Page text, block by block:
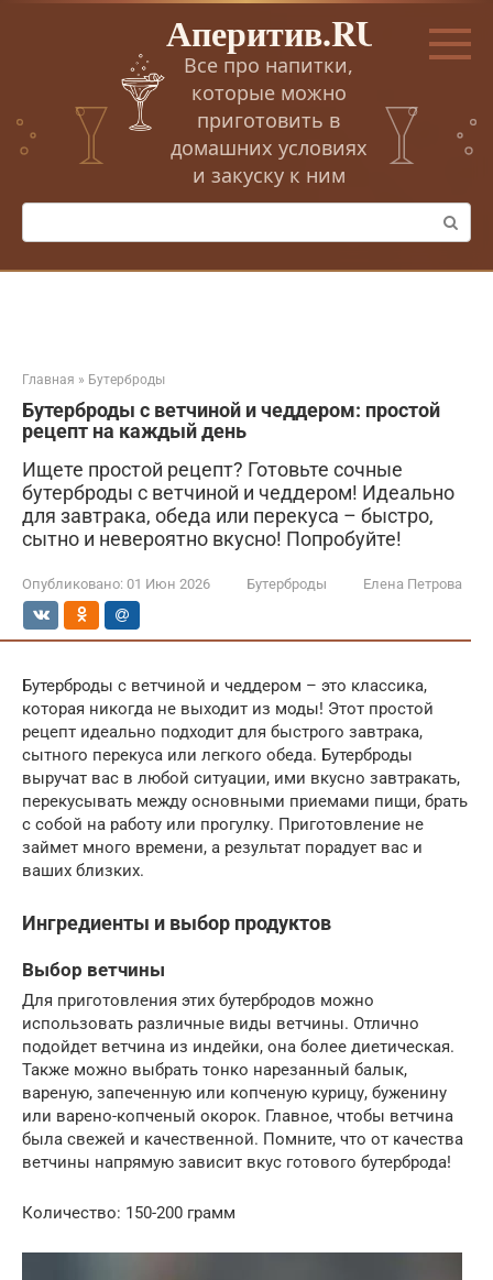
Перейти
Аперитив.RU
Все про напитки,
которые можно
приготовить в
домашних условиях
и закуску к ним
Поиск:
Главная » Бутерброды
Бутерброды с ветчиной и чеддером: простой
рецепт на каждый день
Ищете простой рецепт? Готовьте сочные
бутерброды с ветчиной и чеддером! Идеально
для завтрака, обеда или перекуса – быстро,
сытно и невероятно вкусно! Попробуйте!
Опубликовано: 01 Июн 2026 Бутерброды Елена Петрова
Бутерброды с ветчиной и чеддером – это классика,
которая никогда не выходит из моды! Этот простой
рецепт идеально подходит для быстрого завтрака,
сытного перекуса или легкого обеда. Бутерброды
выручат вас в любой ситуации, ими вкусно завтракать,
перекусывать между основными приемами пищи, брать
с собой на работу или прогулку. Приготовление не
займет много времени, а результат порадует вас и
ваших близких.
Ингредиенты и выбор продуктов
Выбор ветчины
Для приготовления этих бутербродов можно
использовать различные виды ветчины. Отлично
подойдет ветчина из индейки, она более диетическая.
Также можно выбрать тонко нарезанный балык,
вареную, запеченную или копченую курицу, буженину
или варено-копченый окорок. Главное, чтобы ветчина
была свежей и качественной. Помните, что от качества
ветчины напрямую зависит вкус готового бутерброда!
Количество: 150-200 грамм